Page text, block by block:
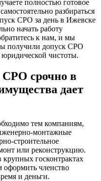
полностью готовое
разбираться
СРО за день в Ижевске
начать работу
к нам, и мы
получили допуск СРО
чистоты.
СРО срочно в
дает
тем компаниям,
монтажные
строительное
или реконструкцию.
крупных госконтрактах
членство
и деньги.